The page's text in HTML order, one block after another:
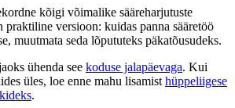
kõigi võimalike sääreharjutuste
praktiline versioon: kuidas panna sääretöö
muutmata seda lõpututeks päkatõusudeks.
ühenda see koduse jalapäevaga. Kui
üles, loe enne mahu lisamist hüppeliigese
.